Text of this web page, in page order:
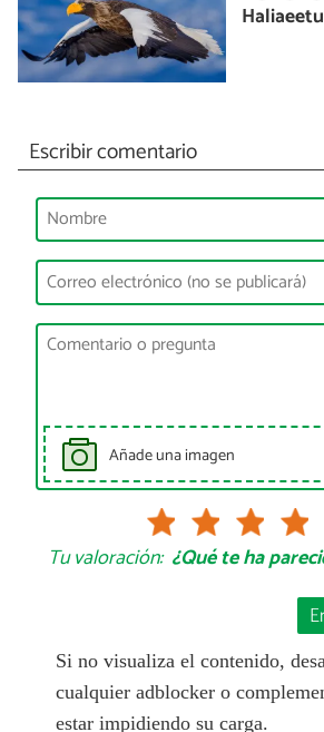
Escribir comentario
Añade una imagen
Tu valoración: ¿Qué te ha
Si no visualiza el contenido,
cualquier adblocker o
estar impidiendo su carga.